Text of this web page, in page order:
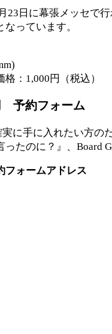
23日に幕張メッセで
っています。
：1,000円（税込）
予約フォーム
実に手に入れたい方
たのに？』、Board
フォームアドレス